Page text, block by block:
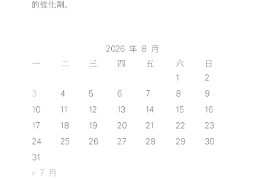
的催化劑。
2026 年 8 月
一 二 三 四 五 六 日
1
2
3
4 5 6 7 8
9
10
11 12 13 14 15
16
17
18 19 20 21 22
23
24
25 26 27 28 29
30
31
« 7 月